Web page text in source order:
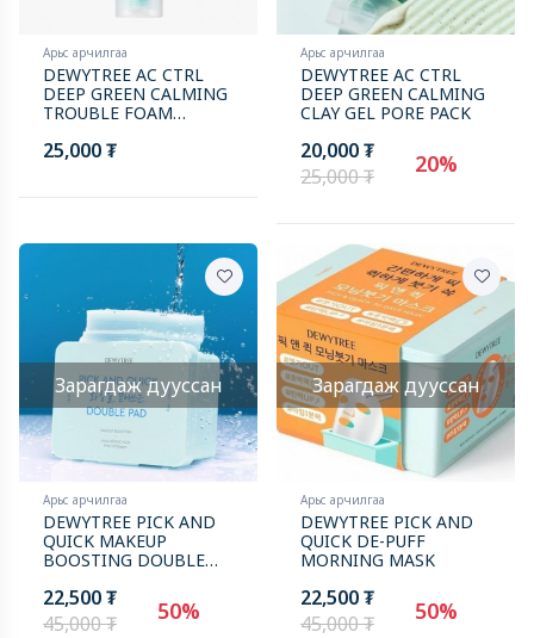
Арьс арчилгаа
DEWYTREE AC CTRL
DEEP GREEN CALMING
TROUBLE FOAM
25,000 ₮
Арьс арчилгаа
DEWYTREE AC CTRL
DEEP GREEN CALMING
CLAY GEL PORE PACK
20,000 ₮
25,000 ₮
20%
Зарагдаж дууссан
Арьс арчилгаа
DEWYTREE PICK AND
QUICK MAKEUP
BOOSTING DOUBLE
22,500 ₮
45,000 ₮
50%
Зарагдаж дууссан
Арьс арчилгаа
DEWYTREE PICK AND
QUICK DE-PUFF
MORNING MASK
22,500 ₮
45,000 ₮
50%